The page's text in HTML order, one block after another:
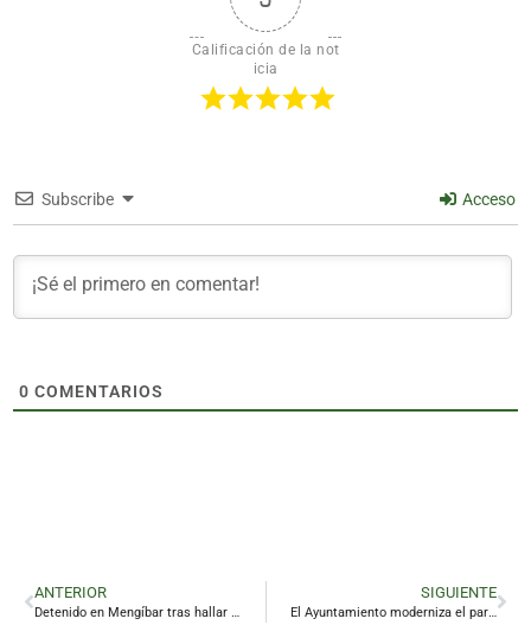
Calificación de la not
icia
Subscribe Acceso
0 COMENTARIOS
ANTERIOR
Detenido en Mengíbar tras hallar la Policía 666 plantas de marihuana en una vivienda
SIGUIENTE
El Ayuntamiento moderniza el parque móvil de Infraestructuras Urbanas para optimizar la atención ciudadana